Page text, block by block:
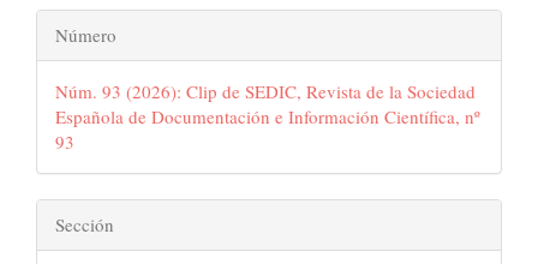
Número
Núm. 93 (2026): Clip de SEDIC, Revista de la Sociedad
Española de Documentación e Información Científica, nº
93
Sección